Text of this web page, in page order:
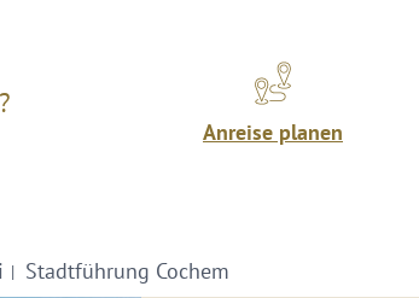
Anreise planen
Stadtführung Cochem